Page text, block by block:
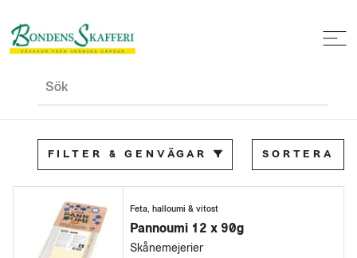
Sök
FILTER & GENVÄGAR SORTERA
Feta, halloumi & vitost
Pannoumi 12 x 90g
Skånemejerier